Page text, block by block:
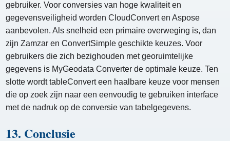
gebruiker. Voor conversies van hoge kwaliteit en
gegevensveiligheid worden CloudConvert en Aspose
aanbevolen. Als snelheid een primaire overweging is, dan
zijn Zamzar en ConvertSimple geschikte keuzes. Voor
gebruikers die zich bezighouden met georuimtelijke
gegevens is MyGeodata Converter de optimale keuze. Ten
slotte wordt tableConvert een haalbare keuze voor mensen
die op zoek zijn naar een eenvoudig te gebruiken interface
met de nadruk op de conversie van tabelgegevens.
13. Conclusie